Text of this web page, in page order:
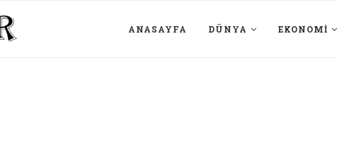
ANASAYFA DÜNYA EKONOMI